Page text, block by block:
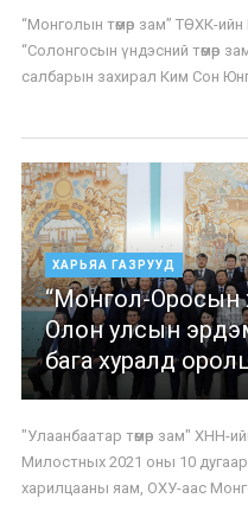
“Монголын төмөр зам” ТӨХК-
“Солонгосын үндэсний төмөр
салбарын захирал Ким Сон Юнг
ХАРЬЯА ГАЗРУУД
“Монгол-Оросын
Олон улсын
бага хуралд
"Улаанбаатар төмөр зам" ХНН-
Милостных 2021 оны 10 дугаар
харилцааны яам, ОХУ-аас